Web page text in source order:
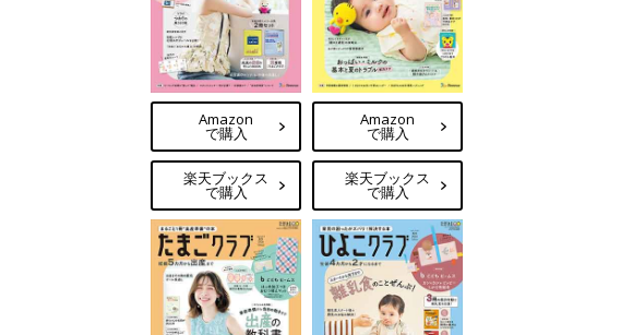
Amazon
で購入
楽天ブックス
で購入
Amazon
で購入
楽天ブックス
で購入